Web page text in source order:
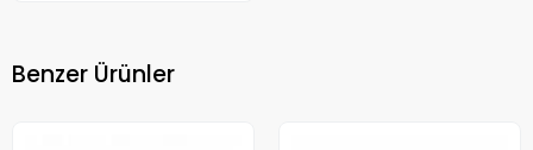
Benzer Ürünler